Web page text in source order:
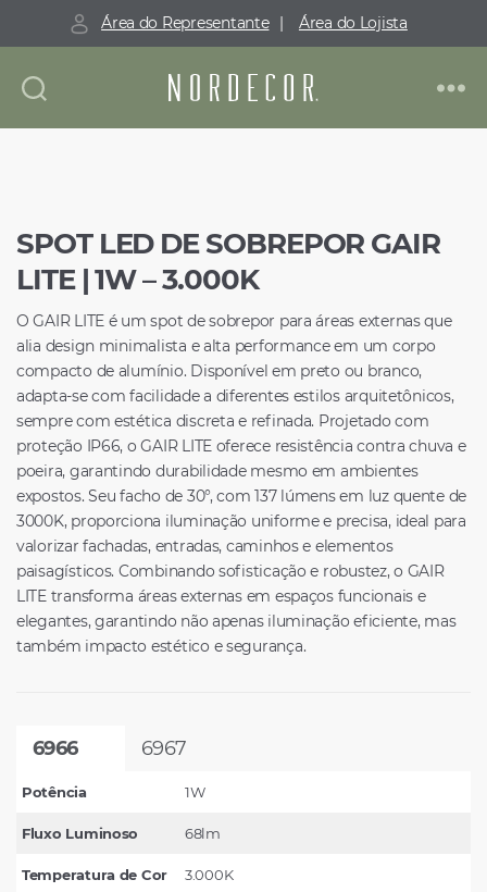
Área do Representante | Área do Lojista
Nordecor
SPOT LED DE SOBREPOR GAIR
LITE | 1W – 3.000K
O GAIR LITE é um spot de sobrepor para áreas externas que
alia design minimalista e alta performance em um corpo
compacto de alumínio. Disponível em preto ou branco,
adapta-se com facilidade a diferentes estilos arquitetônicos,
sempre com estética discreta e refinada. Projetado com
proteção IP66, o GAIR LITE oferece resistência contra chuva e
poeira, garantindo durabilidade mesmo em ambientes
expostos. Seu facho de 30°, com 137 lúmens em luz quente de
3000K, proporciona iluminação uniforme e precisa, ideal para
valorizar fachadas, entradas, caminhos e elementos
paisagísticos. Combinando sofisticação e robustez, o GAIR
LITE transforma áreas externas em espaços funcionais e
elegantes, garantindo não apenas iluminação eficiente, mas
também impacto estético e segurança.
6966 6967
Potência 1W
Fluxo Luminoso 68lm
Temperatura de Cor 3.000K